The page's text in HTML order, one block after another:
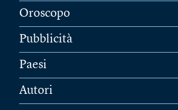
Oroscopo
Pubblicità
Paesi
Autori